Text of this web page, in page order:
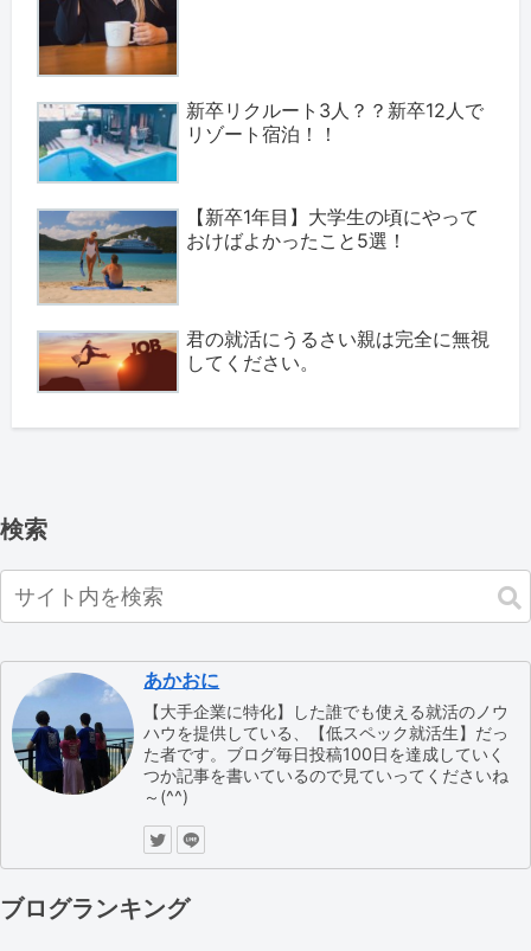
新卒リクルート3人？？新卒12人で
リゾート宿泊！！
【新卒1年目】大学生の頃にやって
おけばよかったこと5選！
君の就活にうるさい親は完全に無視
してください。
検索
あかおに
【大手企業に特化】した誰でも使える就活のノウ
ハウを提供している、【低スペック就活生】だっ
た者です。ブログ毎日投稿100日を達成していく
つか記事を書いているので見ていってくださいね
～(^^)
ブログランキング